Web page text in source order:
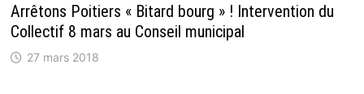
Arrêtons Poitiers « Bitard bourg » ! Intervention du
Collectif 8 mars au Conseil municipal
27 mars 2018